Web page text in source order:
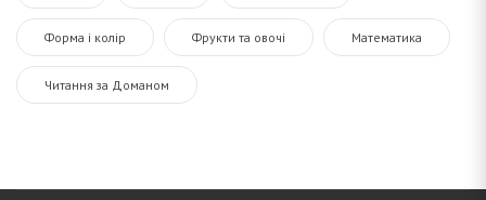
Форма і колір Фрукти та овочі Математика
Читання за Доманом